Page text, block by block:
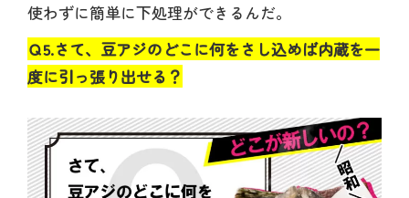
使わずに簡単に下処理ができるんだ。
Ｑ5.さて、豆アジのどこに何をさし込めば内蔵を一
度に引っ張り出せる？